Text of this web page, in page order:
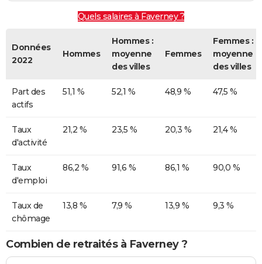
Quels salaires à Faverney ?
Données
2022
Hommes
Hommes :
moyenne
des villes
Femmes
Femmes :
moyenne
des villes
Part des
actifs
51,1 % 52,1 % 48,9 % 47,5 %
Taux
d'activité
21,2 % 23,5 % 20,3 % 21,4 %
Taux
d'emploi
86,2 % 91,6 % 86,1 % 90,0 %
Taux de
chômage
13,8 % 7,9 % 13,9 % 9,3 %
Combien de retraités à Faverney ?